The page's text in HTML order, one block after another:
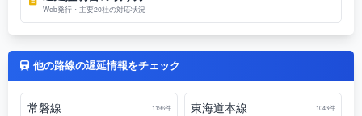
Web発行・主要20社の対応状況
他の路線の遅延情報をチェック
常磐線 1196件 東海道本線 1043件